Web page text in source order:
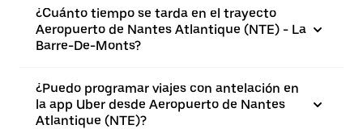
¿Cuánto tiempo se tarda en el trayecto
Aeropuerto de Nantes Atlantique (NTE) - La
Barre-De-Monts?
¿Puedo programar viajes con antelación en
la app Uber desde Aeropuerto de Nantes
Atlantique (NTE)?